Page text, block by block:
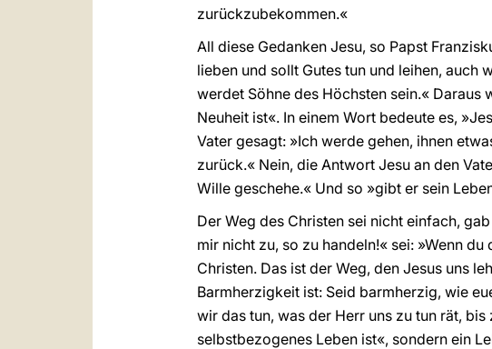
zurückzubekommen.«
All diese Gedanken Jesu, so Papst
lieben und sollt Gutes tun und leihen,
werdet Söhne des Höchsten sein.«
Neuheit ist«. In einem Wort bedeute es,
Vater gesagt: »Ich werde gehen, ihnen
zurück.« Nein, die Antwort Jesu an den
Wille geschehe.« Und so »gibt er sein
Der Weg des Christen sei nicht einfach,
mir nicht zu, so zu handeln!« sei: »Wenn
Christen. Das ist der Weg, den Jesus uns
Barmherzigkeit ist: Seid barmherzig, wie
wir das tun, was der Herr uns zu tun rät,
selbstbezogenes Leben ist«, sondern ein